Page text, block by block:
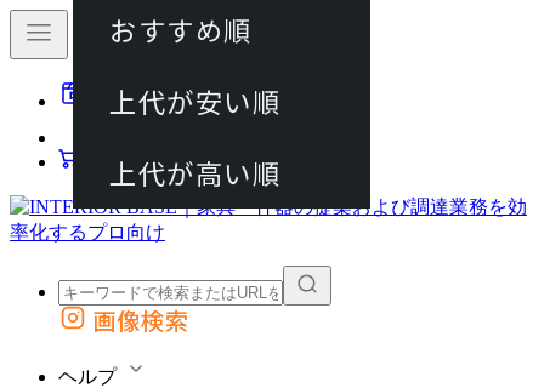
動画マニュアル
カート
外部サイトの商品をカートに追加
画像検索
ヘルプ
おすすめ順
上代が安い順
上代が高い順